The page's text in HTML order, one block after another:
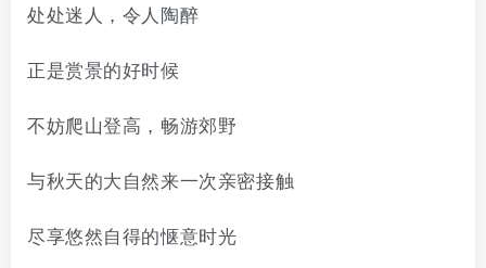
处处迷人，令人陶醉
正是赏景的好时候
不妨爬山登高，畅游郊野
与秋天的大自然来一次亲密接触
尽享悠然自得的惬意时光